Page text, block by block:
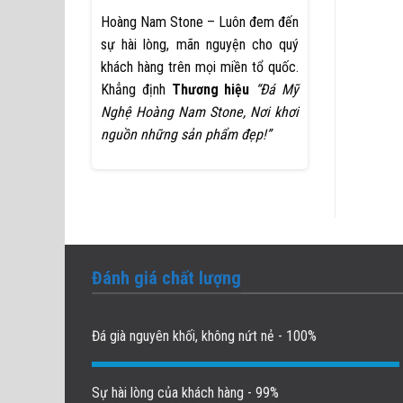
Hoàng Nam Stone – Luôn đem đến
sự hài lòng, mãn nguyện cho quý
khách hàng trên mọi miền tổ quốc.
Khẳng định Thương hiệu “Đá Mỹ
Nghệ Hoàng Nam Stone, Nơi khơi
nguồn những sản phẩm đẹp!”
Đánh giá chất lượng
Đá già nguyên khối, không nứt nẻ - 100%
Sự hài lòng của khách hàng - 99%